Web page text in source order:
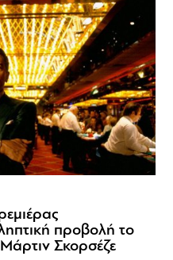
προβολή το
Σκορσέζε